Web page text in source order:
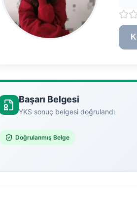
Başarı Belgesi
YKS sonuç belgesi doğrulandı
Doğrulanmış Belge